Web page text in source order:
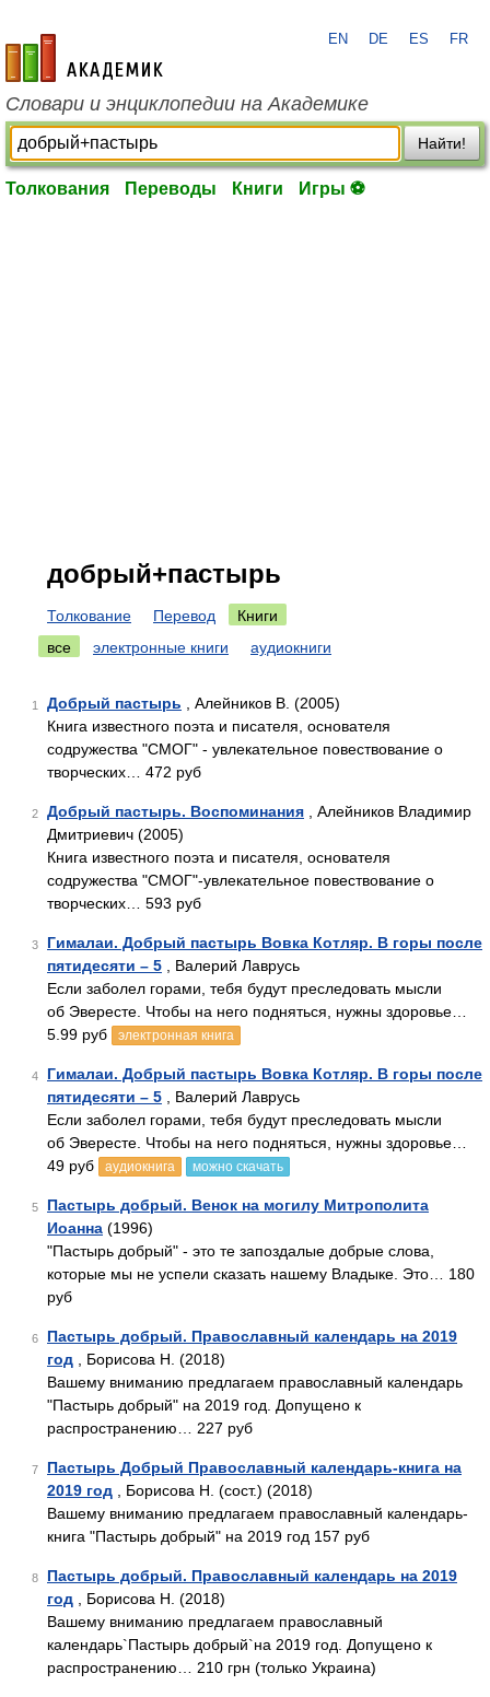
academic.ru
EN DE ES FR
Словари и энциклопедии на Академике
Найти!
Толкования Переводы Книги Игры ⚽
добрый+пастырь
Толкование Перевод
Книги
все
электронные книги аудиокниги
1 Добрый пастырь , Алейников В. (2005)
Книга известного поэта и писателя, основателя
содружества "СМОГ" - увлекательное повествование о
творческих… 472 руб
2 Добрый пастырь. Воспоминания , Алейников Владимир
Дмитриевич (2005)
Книга известного поэта и писателя, основателя
содружества "СМОГ"-увлекательное повествование о
творческих… 593 руб
3
Гималаи. Добрый пастырь Вовка Котляр. В горы после
пятидесяти – 5 , Валерий Лаврусь
Если заболел горами, тебя будут преследовать мысли
об Эвересте. Чтобы на него подняться, нужны здоровье…
5.99 руб
электронная книга
4
Гималаи. Добрый пастырь Вовка Котляр. В горы после
пятидесяти – 5 , Валерий Лаврусь
Если заболел горами, тебя будут преследовать мысли
об Эвересте. Чтобы на него подняться, нужны здоровье…
49 руб
аудиокнига можно скачать
5
Пастырь добрый. Венок на могилу Митрополита
Иоанна (1996)
"Пастырь добрый" - это те запоздалые добрые слова,
которые мы не успели сказать нашему Владыке. Это… 180
руб
6
Пастырь добрый. Православный календарь на 2019
год , Борисова Н. (2018)
Вашему вниманию предлагаем православный календарь
"Пастырь добрый" на 2019 год. Допущено к
распространению… 227 руб
7
Пастырь Добрый Православный календарь-книга на
2019 год , Борисова Н. (сост.) (2018)
Вашему вниманию предлагаем православный календарь-
книга "Пастырь добрый" на 2019 год 157 руб
8
Пастырь добрый. Православный календарь на 2019
год , Борисова Н. (2018)
Вашему вниманию предлагаем православный
календарь`Пастырь добрый`на 2019 год. Допущено к
распространению… 210 грн (только Украина)